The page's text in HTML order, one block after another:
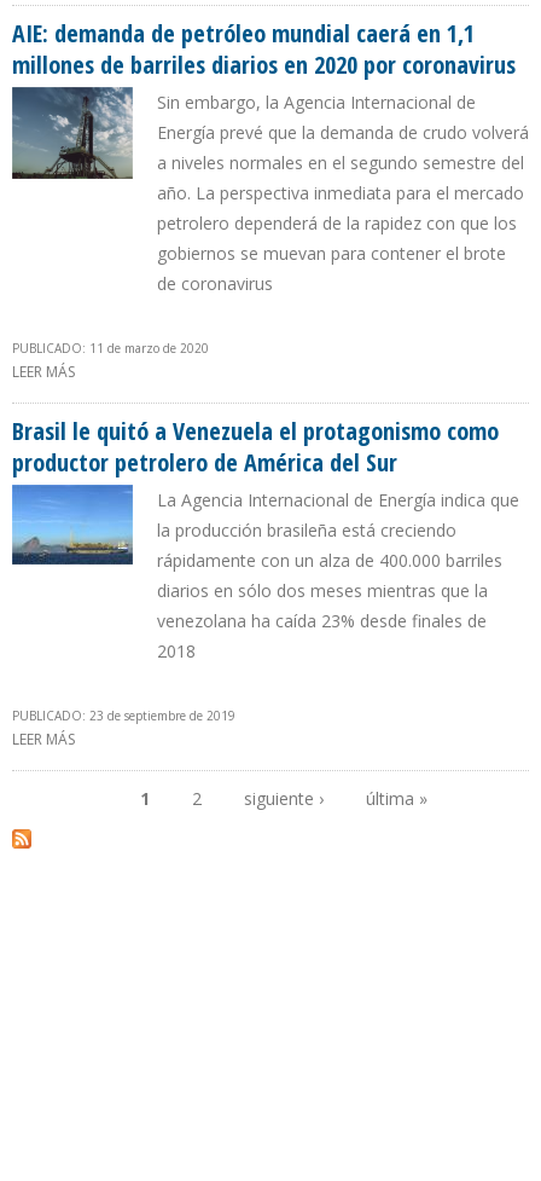
AIE: demanda de petróleo mundial caerá en 1,1
millones de barriles diarios en 2020 por coronavirus
Sin embargo, la Agencia Internacional de
Energía prevé que la demanda de crudo volverá
a niveles normales en el segundo semestre del
año. La perspectiva inmediata para el mercado
petrolero dependerá de la rapidez con que los
gobiernos se muevan para contener el brote
de coronavirus
PUBLICADO: 11 de marzo de 2020
LEER MÁS
Brasil le quitó a Venezuela el protagonismo como
productor petrolero de América del Sur
La Agencia Internacional de Energía indica que
la producción brasileña está creciendo
rápidamente con un alza de 400.000 barriles
diarios en sólo dos meses mientras que la
venezolana ha caída 23% desde finales de
2018
PUBLICADO: 23 de septiembre de 2019
LEER MÁS
Páginas
1 2 siguiente › última »